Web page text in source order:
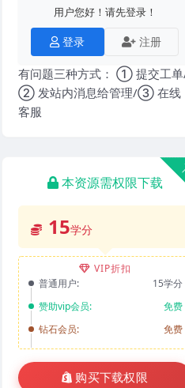
用户您好！请先登录！
登录 注册
有问题三种方式： ① 提交工
② 发站内消息给管理/③ 在线
客服
本资源需权限下载
15学分
VIP折扣
普通用户:
15学分
赞助vip会员:
免费
钻石会员:
免费
购买下载权限